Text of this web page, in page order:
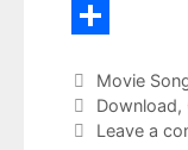
b
o
k
e
r
n
e
r
k
e
W
a
t
h
a
Movie
Download,
Leave a